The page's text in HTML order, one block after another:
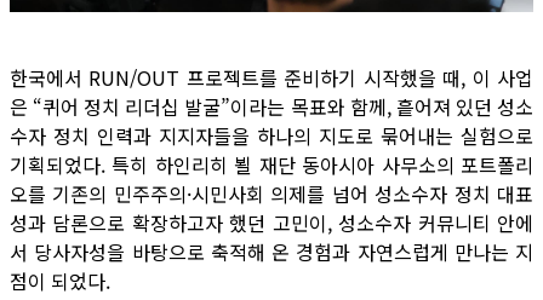
한국에서 RUN/OUT 프로젝트를 준비하기 시작했을 때, 이 사업
은 “퀴어 정치 리더십 발굴”이라는 목표와 함께, 흩어져 있던 성소
수자 정치 인력과 지지자들을 하나의 지도로 묶어내는 실험으로
기획되었다. 특히 하인리히 뵐 재단 동아시아 사무소의 포트폴리
오를 기존의 민주주의·시민사회 의제를 넘어 성소수자 정치 대표
성과 담론으로 확장하고자 했던 고민이, 성소수자 커뮤니티 안에
서 당사자성을 바탕으로 축적해 온 경험과 자연스럽게 만나는 지
점이 되었다.